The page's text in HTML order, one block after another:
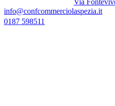
info@confcommerciolaspezia.it
0187 598511